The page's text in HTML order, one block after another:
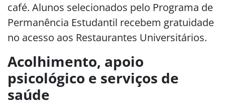
café. Alunos selecionados pelo Programa de
Permanência Estudantil recebem gratuidade
no acesso aos Restaurantes Universitários.
Acolhimento, apoio
psicológico e serviços de
saúde